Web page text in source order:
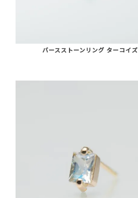
バースストーンリング ターコイズ